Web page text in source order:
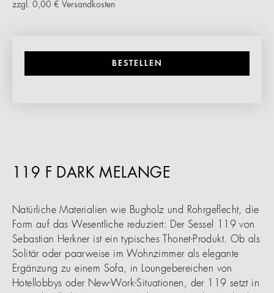
zzgl. 0,00 € Versandkosten
BESTELLEN
119 F DARK MELANGE
Natürliche Materialien wie Bugholz und Rohrgeflecht, die
Form auf das Wesentliche reduziert: Der Sessel 119 von
Sebastian Herkner ist ein typisches Thonet-Produkt. Ob als
Solitär oder paarweise im Wohnzimmer als elegante
Ergänzung zu einem Sofa, in Loungebereichen von
Hotellobbys oder New-Work-Situationen, der 119 setzt in